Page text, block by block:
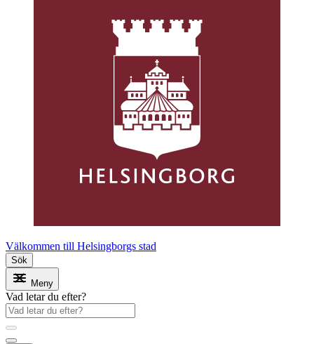
Välkommen till Helsingborgs stad
Sök
Meny
Vad letar du efter?